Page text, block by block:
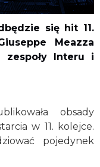
się hit 11.
Meazza
Interu i
obsady
w 11. kolejce.
pojedynek